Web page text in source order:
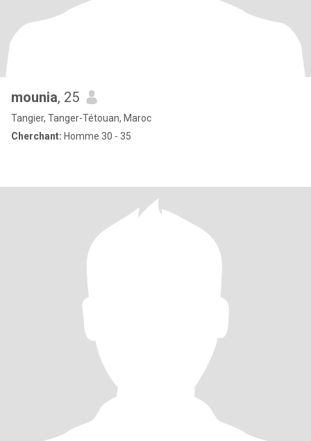
mounia, 25
Tangier, Tanger-Tétouan, Maroc
Cherchant: Homme 30 - 35